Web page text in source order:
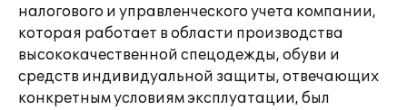
налогового и управленческого учета компании,
которая работает в области производства
высококачественной спецодежды, обуви и
средств индивидуальной защиты, отвечающих
конкретным условиям эксплуатации, был